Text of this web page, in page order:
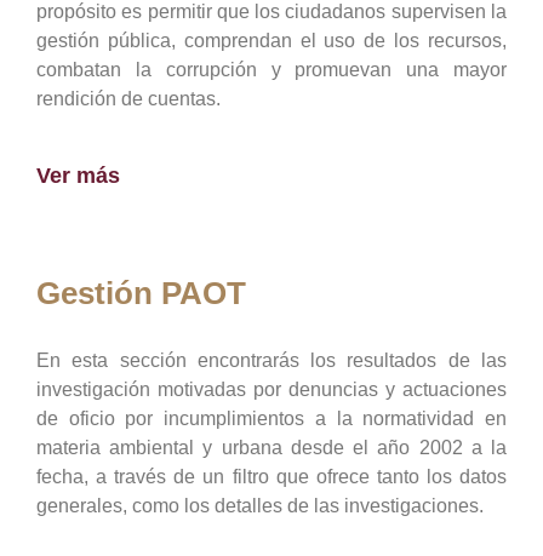
propósito es permitir que los ciudadanos supervisen la
gestión pública, comprendan el uso de los recursos,
combatan la corrupción y promuevan una mayor
rendición de cuentas.
Ver más
Gestión PAOT
En esta sección encontrarás los resultados de las
investigación motivadas por denuncias y actuaciones
de oficio por incumplimientos a la normatividad en
materia ambiental y urbana desde el año 2002 a la
fecha, a través de un filtro que ofrece tanto los datos
generales, como los detalles de las investigaciones.